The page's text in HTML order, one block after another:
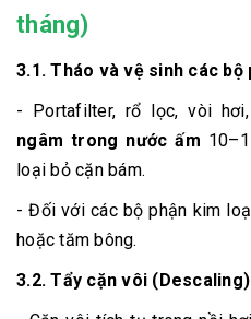
tháng)
3.1. Tháo và vệ sinh các bộ
- Portafilter, rổ lọc, vòi
ngâm trong nước ấm
loại bỏ cặn bám.
- Đối với các bộ phận kim
hoặc tăm bông.
3.2. Tẩy cặn vôi (Descaling)